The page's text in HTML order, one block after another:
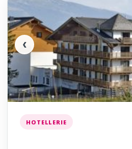
‹
HOTELLERIE